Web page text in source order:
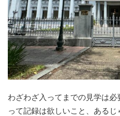
わざわざ入ってまでの見学は必
って記録は欲しいこと、あるじ